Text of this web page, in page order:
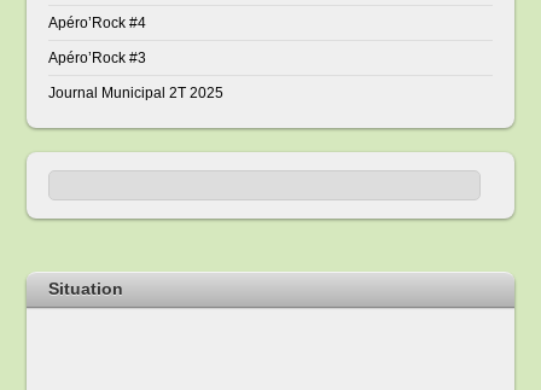
Apéro’Rock #4
Apéro’Rock #3
Journal Municipal 2T 2025
Situation